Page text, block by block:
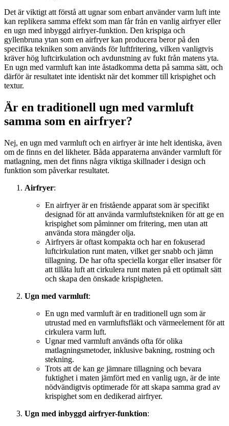
Det är viktigt att förstå att ugnar som enbart använder varm luft inte
kan replikera samma effekt som man får från en vanlig airfryer eller
en ugn med inbyggd airfryer-funktion. Den krispiga och
gyllenbruna ytan som en airfryer kan producera beror på den
specifika tekniken som används för luftfritering, vilken vanligtvis
kräver hög luftcirkulation och avdunstning av fukt från matens yta.
En ugn med varmluft kan inte åstadkomma detta på samma sätt, och
därför är resultatet inte identiskt när det kommer till krispighet och
textur.
Är en traditionell ugn med varmluft
samma som en airfryer?
Nej, en ugn med varmluft och en airfryer är inte helt identiska, även
om de finns en del likheter. Båda apparaterna använder varmluft för
matlagning, men det finns några viktiga skillnader i design och
funktion som påverkar resultatet.
Airfryer:
En airfryer är en fristående apparat som är specifikt
designad för att använda varmluftstekniken för att ge en
krispighet som påminner om fritering, men utan att
använda stora mängder olja.
Airfryers är oftast kompakta och har en fokuserad
luftcirkulation runt maten, vilket ger snabb och jämn
tillagning. De har ofta speciella korgar eller insatser för
att tillåta luft att cirkulera runt maten på ett optimalt sätt
och skapa den önskade krispigheten.
Ugn med varmluft:
En ugn med varmluft är en traditionell ugn som är
utrustad med en varmluftsfläkt och värmeelement för att
cirkulera varm luft.
Ugnar med varmluft används ofta för olika
matlagningsmetoder, inklusive bakning, rostning och
stekning.
Trots att de kan ge jämnare tillagning och bevara
fuktighet i maten jämfört med en vanlig ugn, är de inte
nödvändigtvis optimerade för att skapa samma grad av
krispighet som en dedikerad airfryer.
Ugn med inbyggd airfryer-funktion: